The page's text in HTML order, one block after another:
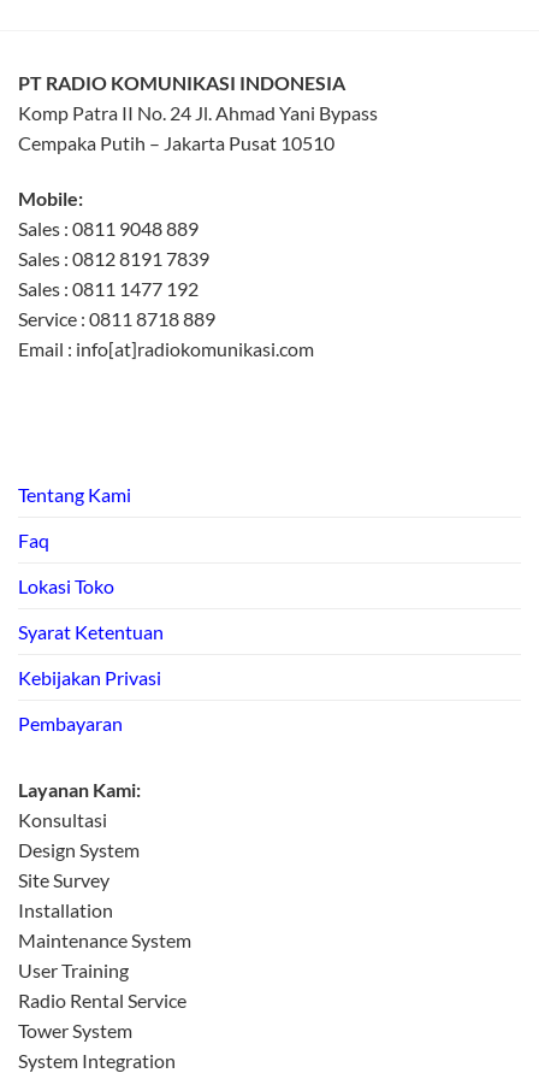
PT RADIO KOMUNIKASI INDONESIA
Komp Patra II No. 24 Jl. Ahmad Yani Bypass
Cempaka Putih – Jakarta Pusat 10510
Mobile:
Sales : 0811 9048 889
Sales : 0812 8191 7839
Sales : 0811 1477 192
Service : 0811 8718 889
Email : info[at]radiokomunikasi.com
Tentang Kami
Faq
Lokasi Toko
Syarat Ketentuan
Kebijakan Privasi
Pembayaran
Layanan Kami:
Konsultasi
Design System
Site Survey
Installation
Maintenance System
User Training
Radio Rental Service
Tower System
System Integration